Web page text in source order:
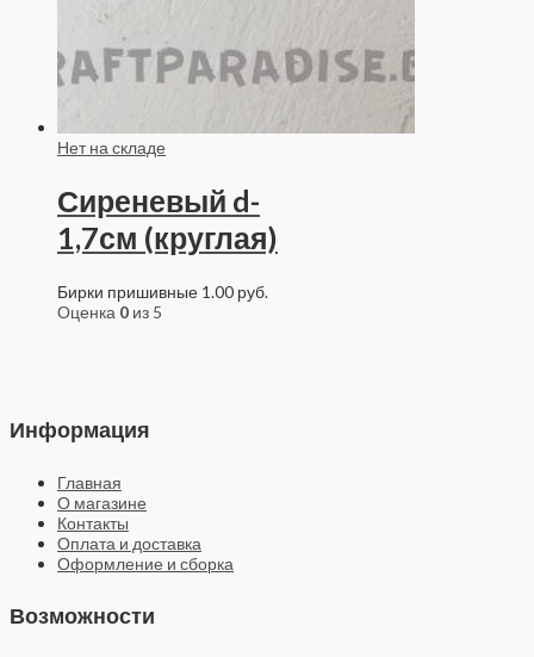
Нет на складе
Сиреневый d-
1,7см (круглая)
Бирки пришивные 1.00 руб.
Оценка 0 из 5
Информация
Главная
О магазине
Контакты
Оплата и доставка
Оформление и сборка
Возможности